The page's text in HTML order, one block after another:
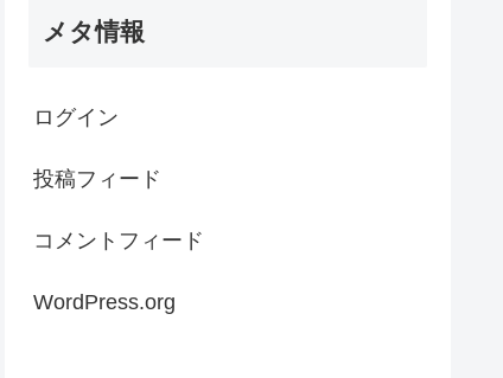
メタ情報
ログイン
投稿フィード
コメントフィード
WordPress.org